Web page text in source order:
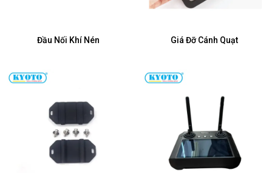
Đầu Nối Khí Nén Giá Đỡ Cánh Quạt